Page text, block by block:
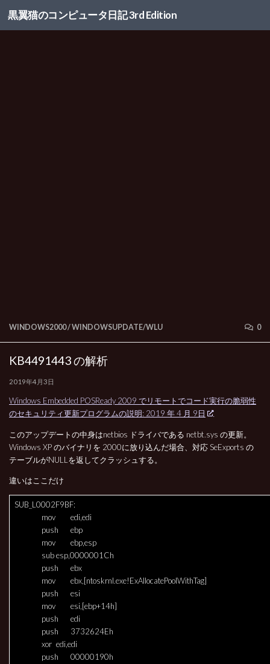
コンテンツへスキップ
黒翼猫のコンピュータ日記 3rd Edition
WINDOWS2000/WINDOWSUPDATE/WLU 0
KB4491443 の解析
2019年4月3日
Windows Embedded POSReady 2009 でリモートでコード実行の脆弱性
のセキュリティ更新プログラムの説明: 2019 年 4 月 9日
このアップデートの中身はnetbios ドライバである netbt.sys の更新。
Windows XP のバイナリを 2000に放り込んだ場合、対応 SeExports の
テーブルがNULLを返してクラッシュする。
違いはここだけ
SUB_L0002F9BF:
mov
edi,edi
push
ebp
mov
ebp,esp
subesp,0000001Ch
push
ebx
mov
ebx,[ntoskrnl.exe!ExAllocatePoolWithTag]
push
esi
mov
esi,[ebp+14h]
push
edi
push
3732624Eh
xor edi,edi
push
00000190h